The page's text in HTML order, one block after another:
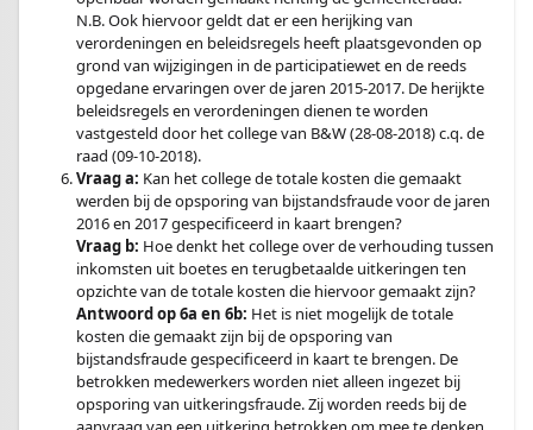
N.B. Ook hiervoor geldt dat er een herijking van
verordeningen en beleidsregels heeft plaatsgevonden op
grond van wijzigingen in de participatiewet en de reeds
opgedane ervaringen over de jaren 2015-2017. De herijkte
beleidsregels en verordeningen dienen te worden
vastgesteld door het college van B&W (28-08-2018) c.q. de
raad (09-10-2018).
Vraag a: Kan het college de totale kosten die gemaakt
werden bij de opsporing van bijstandsfraude voor de jaren
2016 en 2017 gespecificeerd in kaart brengen?
Vraag b: Hoe denkt het college over de verhouding tussen
inkomsten uit boetes en terugbetaalde uitkeringen ten
opzichte van de totale kosten die hiervoor gemaakt zijn?
Antwoord op 6a en 6b: Het is niet mogelijk de totale
kosten die gemaakt zijn bij de opsporing van
bijstandsfraude gespecificeerd in kaart te brengen. De
betrokken medewerkers worden niet alleen ingezet bij
opsporing van uitkeringsfraude. Zij worden reeds bij de